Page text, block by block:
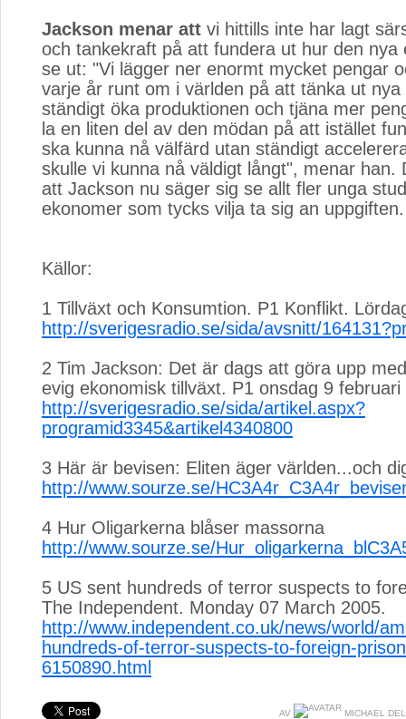
Jackson menar att vi hittills inte har lagt
och tankekraft på att fundera ut hur den nya
se ut: "Vi lägger ner enormt mycket pengar
varje år runt om i världen på att tänka ut
ständigt öka produktionen och tjäna mer
la en liten del av den mödan på att istället
ska kunna nå välfärd utan ständigt
skulle vi kunna nå väldigt långt", menar han.
att Jackson nu säger sig se allt fler unga
ekonomer som tycks vilja ta sig an uppgiften.
Källor:
1 Tillväxt och Konsumtion. P1 Konflikt.
http://sverigesradio.se/sida/avsnitt/
2 Tim Jackson: Det är dags att göra upp
evig ekonomisk tillväxt. P1 onsdag 9 februari
http://sverigesradio.se/sida/artikel.aspx?
programid3345&artikel4340800
3 Här är bevisen: Eliten äger världen...och
http://www.sourze.se/
4 Hur Oligarkerna blåser massorna
http://www.sourze.se/
5 US sent hundreds of terror suspects to
The Independent. Monday 07 March 2005.
http://www.independent.co.uk/news/world/
hundreds-of-terror-suspects-to-foreign-
6150890.html
AV MICHAEL